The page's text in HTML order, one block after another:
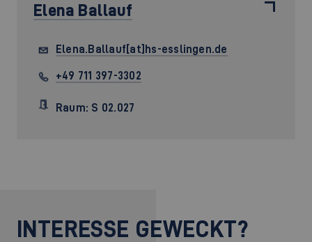
Elena Ballauf
Elena.Ballauf[at]hs-esslingen.de
+49 711 397-3302
Raum: S 02.027
INTERESSE GEWECKT?